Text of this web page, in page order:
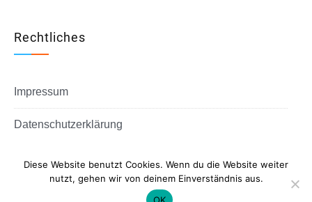
Rechtliches
Impressum
Datenschutzerklärung
Copyright © All rights reserved.
Diese Website benutzt Cookies. Wenn du die Website weiter
nutzt, gehen wir von deinem Einverständnis aus.
OK